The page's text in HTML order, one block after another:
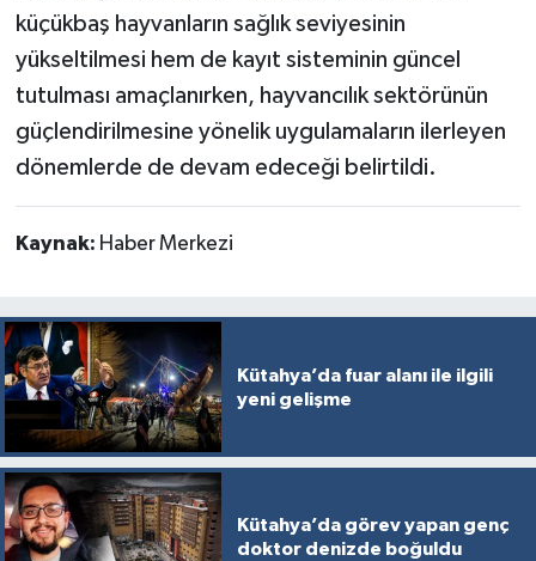
küçükbaş hayvanların sağlık seviyesinin
yükseltilmesi hem de kayıt sisteminin güncel
tutulması amaçlanırken, hayvancılık sektörünün
güçlendirilmesine yönelik uygulamaların ilerleyen
dönemlerde de devam edeceği belirtildi.
Kaynak: Haber Merkezi
Kütahya’da fuar alanı ile ilgili
yeni gelişme
Kütahya’da görev yapan genç
doktor denizde boğuldu